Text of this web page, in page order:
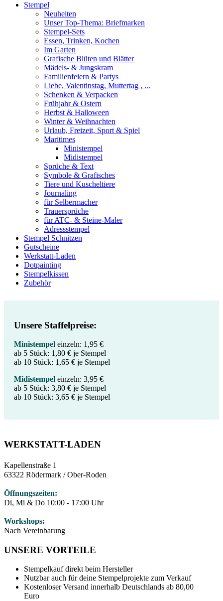
Stempel
Neuheiten
Unser Top-Thema: Briefmarken
Stempel-Sets
Essen, Trinken, Kochen
Im Garten
Grafische Blüten und Blätter
Mädels- & Jungskram
Familienfeiern & Partys
Liebe, Valentinstag, Muttertag , ...
Schenken & Verpacken
Frühjahr & Ostern
Herbst & Halloween
Winter & Weihnachten
Urlaub, Freizeit, Sport & Spiel
Maritimes
Ministempel
Midistempel
Sprüche & Text
Symbole & Grafisches
Tiere und Kuscheltiere
Journaling
für Selbermacher
Trauersprüche
für ATC- & Steine-Maler
Adressstempel
Stempel Schnitzen
Gutscheine
Werkstatt-Laden
Dotpainting
Stempelkissen
Zubehör
Unsere Staffelpreise:
Ministempel einzeln: 1,95 €
ab 5 Stück: 1,80 € je Stempel
ab 10 Stück: 1,65 € je Stempel
Midistempel einzeln: 3,95 €
ab 5 Stück: 3,80 € je Stempel
ab 10 Stück: 3,65 € je Stempel
WERKSTATT-LADEN
Kapellenstraße 1
63322 Rödermark / Ober-Roden
Öffnungszeiten:
Di, Mi & Do 10:00 - 17:00 Uhr
Workshops:
Nach Vereinbarung
UNSERE VORTEILE
Stempelkauf direkt beim Hersteller
Nutzbar auch für deine Stempelprojekte zum Verkauf
Kostenloser Versand innerhalb Deutschlands ab 80,00
Euro